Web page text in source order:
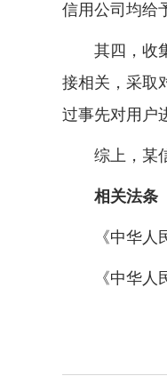
信用公司均给
其四，收集
接相关，采取
过事先对用户
综上，某信
相关法条
《中华人民
《中华人民